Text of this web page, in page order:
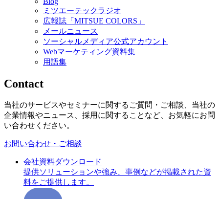
ミツエーテックラジオ
広報誌「MITSUE COLORS」
メールニュース
ソーシャルメディア公式アカウント
Webマーケティング資料集
用語集
Contact
当社のサービスやセミナーに関するご質問・ご相談、当社の
企業情報やニュース、採用に関することなど、お気軽にお問
い合わせください。
お問い合わせ・ご相談
会社資料ダウンロード
提供ソリューションや強み、事例などが掲載された資
料をご提供します。